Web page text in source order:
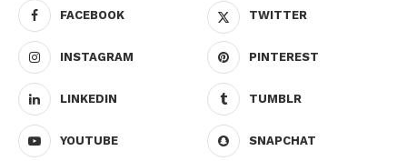
FACEBOOK TWITTER
INSTAGRAM PINTEREST
LINKEDIN TUMBLR
YOUTUBE SNAPCHAT